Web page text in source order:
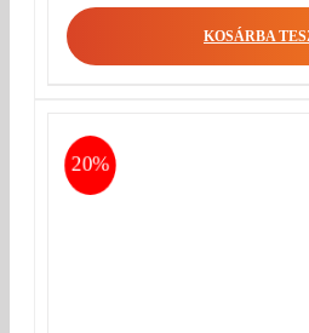
KOSÁRBA
20%